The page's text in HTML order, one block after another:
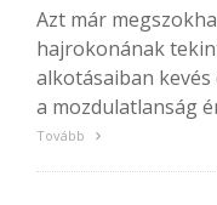
Azt már
hajrokonának
alkotásaiban
a mozdulatlanság
Tovább